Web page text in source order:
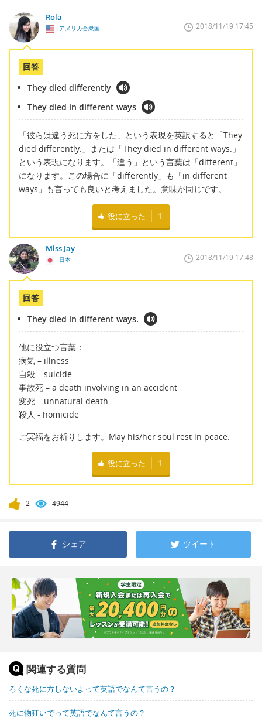
Rola
アメリカ合衆国 2018/11/19 17:45
回答
They died differently
They died in different ways
「彼らは違う死に方をした」という表現を英訳すると「They
died differently.」または「They died in different ways.」
という表現になります。「違う」という言葉は「different」
になります。この場合に「differently」も「in different
ways」も言っても良いと考えました。意味が同じです。
役に立った 1
Miss Jay
日本 2018/11/19 17:48
回答
They died in different ways.
他に役立つ言葉：
病気 – illness
自殺 – suicide
事故死 – a death involving in an accident
変死 – unnatural death
殺人 - homicide
ご冥福をお祈りします。May his/her soul rest in peace.
役に立った 1
2 4944
シェア ツイート
関連する質問
ろくな死に方しないよって英語でなんて言うの？
死に物狂いでって英語でなんて言うの？